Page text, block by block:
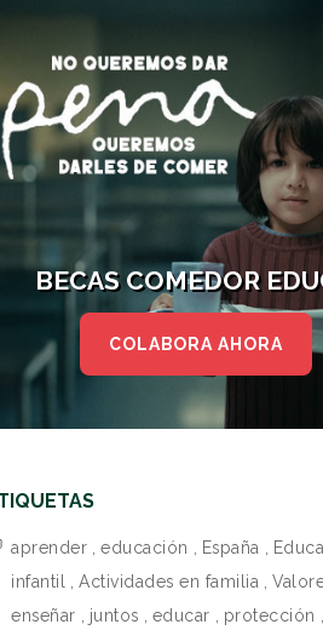
BECAS COMEDOR
COLABORA AHORA
aprender educación España
infantil
Actividades en familia
enseñar
juntos educar protección